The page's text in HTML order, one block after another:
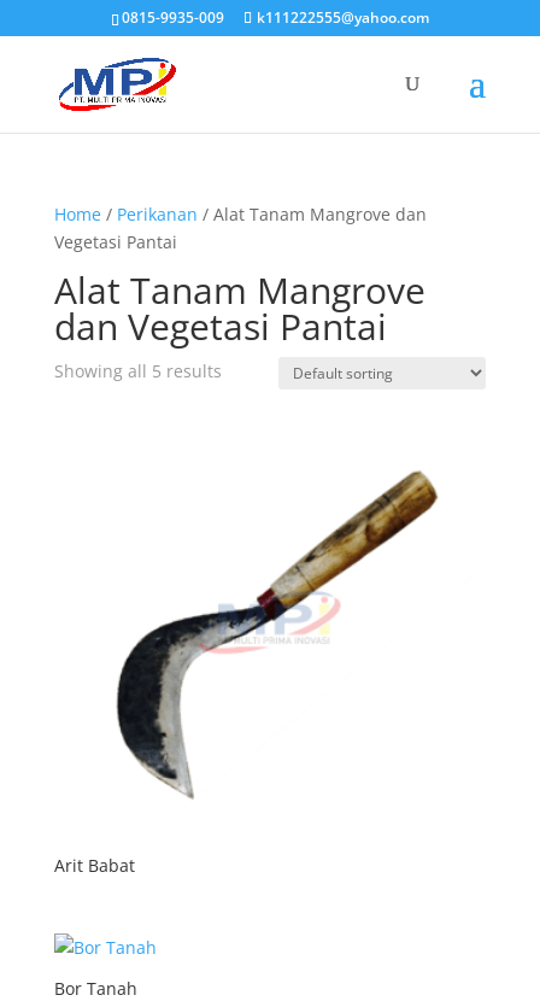
0815-9935-009 k111222555@yahoo.com
Home/ Perikanan / Alat Tanam Mangrove dan
Vegetasi Pantai
Alat Tanam Mangrove
dan Vegetasi Pantai
Showing all 5 results
Arit Babat
Bor Tanah